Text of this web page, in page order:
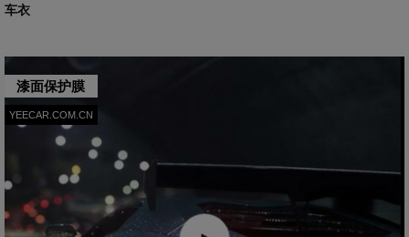
车衣
漆面保护膜
YEECAR.COM.CN